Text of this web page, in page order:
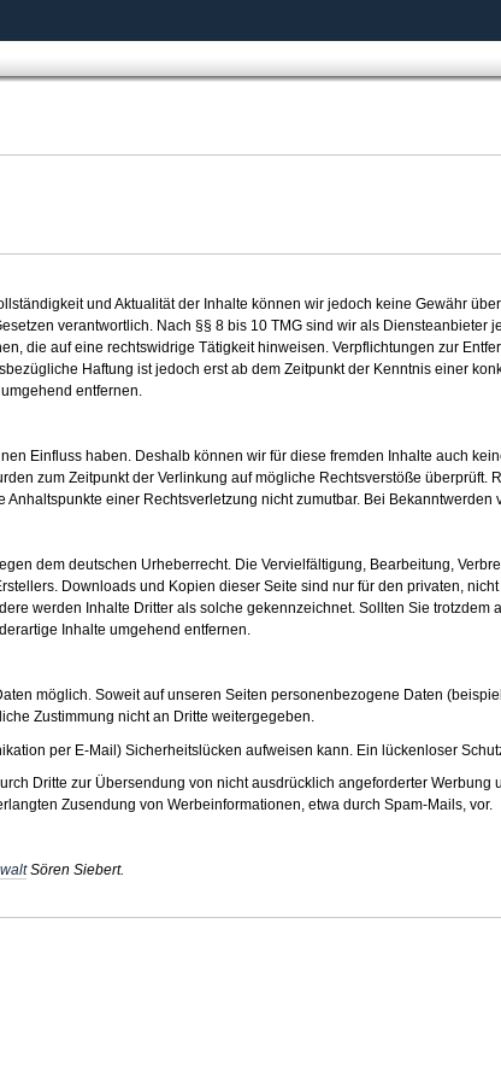
und Aktualität der Inhalte können wir jedoch keine Gewähr
verantwortlich. Nach §§ 8 bis 10 TMG sind wir als Diensteanbieter
die auf eine rechtswidrige Tätigkeit hinweisen. Verpflichtungen zur
Haftung ist jedoch erst ab dem Zeitpunkt der Kenntnis einer
entfernen.
Einfluss haben. Deshalb können wir für diese fremden Inhalte auch
zum Zeitpunkt der Verlinkung auf mögliche Rechtsverstöße
einer Rechtsverletzung nicht zumutbar. Bei
dem deutschen Urheberrecht. Die Vervielfältigung, Bearbeitung,
Downloads und Kopien dieser Seite sind nur für den privaten,
werden Inhalte Dritter als solche gekennzeichnet. Sollten Sie
Inhalte umgehend entfernen.
möglich. Soweit auf unseren Seiten personenbezogene Daten
Zustimmung nicht an Dritte weitergegeben.
per E-Mail) Sicherheitslücken aufweisen kann. Ein lückenloser
Dritte zur Übersendung von nicht ausdrücklich angeforderter
Zusendung von Werbeinformationen, etwa durch Spam-Mails, vor.
Sören Siebert.